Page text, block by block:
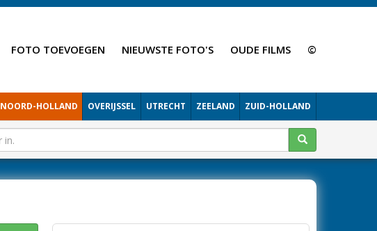
FOTO TOEVOEGEN NIEUWSTE FOTO'S OUDE FILMS ©
NOORD-HOLLAND OVERIJSSEL UTRECHT ZEELAND ZUID-HOLLAND